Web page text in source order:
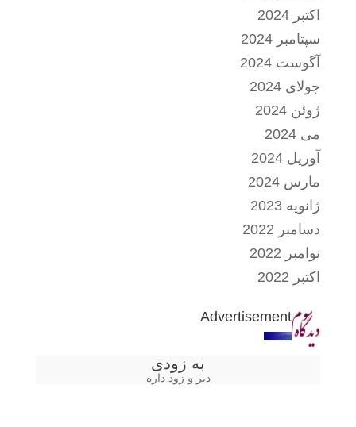
اکتبر 2024
سپتامبر 2024
آگوست 2024
جولای 2024
ژوئن 2024
می 2024
آوریل 2024
مارس 2024
ژانویه 2023
دسامبر 2022
نوامبر 2022
اکتبر 2022
Advertisement
به زودی
دیر و زود داره